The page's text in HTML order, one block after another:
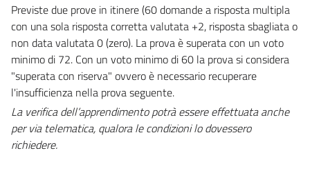
Previste due prove in itinere (60 domande a risposta multipla
con una sola risposta corretta valutata +2, risposta sbagliata o
non data valutata 0 (zero). La prova è superata con un voto
minimo di 72. Con un voto minimo di 60 la prova si considera
"superata con riserva" ovvero è necessario recuperare
l'insufficienza nella prova seguente.
La verifica dell’apprendimento potrà essere effettuata anche
per via telematica, qualora le condizioni lo dovessero
richiedere.